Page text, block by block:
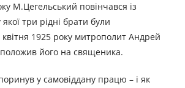
М.Цегельський повінчався із
три рідні брати були
1925 року митрополит Андрей
його на священика.
у самовіддану працю – і як